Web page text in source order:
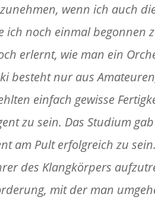
wenn ich auch
ich noch einmal begonnen
erlernt, wie man ein
besteht nur aus
einfach gewisse
zu sein. Das Studium
am Pult erfolgreich zu
des Klangkörpers
mit der man